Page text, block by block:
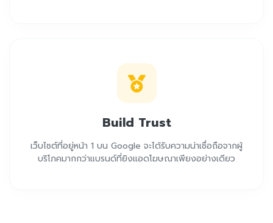
Build Trust
เว็บไซต์ที่อยู่หน้า 1 บน Google จะได้รับความน่าเชื่อถือจากผู้
บริโภคมากกว่าแบรนด์ที่ยิงแอดโฆษณาเพียงอย่างเดียว